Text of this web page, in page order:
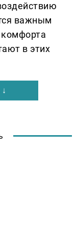
важным
в этих